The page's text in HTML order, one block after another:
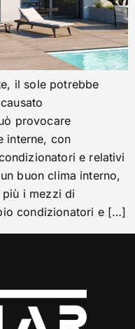
il sole potrebbe
provocare
interne, con
e relativi
buon clima interno,
i mezzi di
condizionatori e […]